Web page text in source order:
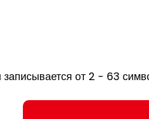
от 2 - 63